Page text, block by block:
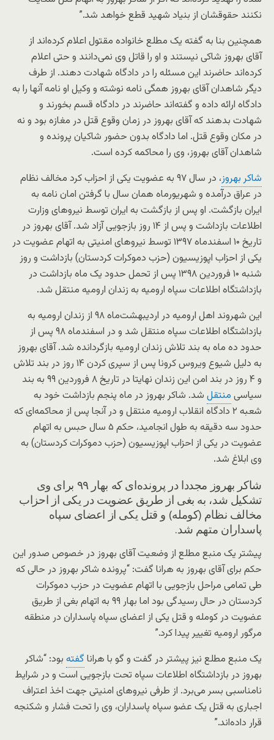
نکنند حقوقشان از بنیاد شهید قطع خواهد شد.”
همچنین بنا به گفته یک مطلع خانواده مقتول اعلام کرده‌اند از
آقای بهروز شاکی نیستند و او را قاتل وی نمی‌دانند و حتی اعلام
کرده‌اند حاضرند این مسئله را در دادگاه شهادت دهند. از طرف
دیگر شاهدان آقای بهروز همگی نامه نوشته و وکیل او نامه آنها را به
دادگاه ارائه داده و گفته‌اند حاضرند در دادگاه قسم بخورند و
شهادت بدهند که آقای بهروز در زمان وقوع قتل در مغازه بود و نه
در مکان وقوع قتل. اما دادگاه بدون حضور شاکیان پرونده و
شاهدان آقای بهروز، وی را محاکمه کرده است.
شاکر بهروز
، در سال ۹۷ به عضویت یکی از احزاب کرد مخالف نظام
در عراق درآمده و شهریورماه همان سال با گرفتن امان نامه به
ایران بازگشت. او پس از بازگشت به ایران توسط نیروهای وزارت
اطلاعات بازداشت و پس از ۱۴ روز بازجویی آزاد شد. آقای بهروز در
تاریخ ۱۰ اسفندماه ۱۳۹۷ توسط نیروهای امنیتی به اتهام عضویت در
یکی از احزاب اپوزیسیون (حزب دموکرات کردستان) بازداشت و روز
شنبه ۱۰ فروردین ۱۳۹۸ پس از تحمل حدود یک ماه بازداشت در
بازداشتگاه اطلاعات سپاه ارومیه به زندان ارومیه منتقل شد.
این شهروند اهل ارومیه در اردیبهشت‌ماه ۹۸ از زندان ارومیه به
بازداشتگاه اطلاعات سپاه منتقل شد و در اسفندماه ۹۸ پس از
حدود ده ماه به بند تلاش زندان ارومیه بازگردانده شد. آقای بهروز
به دلیل شیوع ویروس کرونا پس از سپری کردن ۱۴ روز در بند تلاش
و ۴ روز در بند امن این زندان نهایتا در تاریخ ۸ فروردین ۹۹ به بند
سیاسی منتقل شد. شاکر بهروز در ماه پنجم بازداشت خود به
شعبه ۲ دادگاه انقلاب ارومیه منتقل و در آنجا پس از محاکمه‌ای که
حدود سه دقیقه به طول انجامید، حکم ۵ سال حبس به اتهام
عضویت در یکی از احزاب اپوزیسیون (حزب دموکرات کردستان) به
وی ابلاغ شد.
شاکر بهروز مجددا در پرونده‌ای که بهار ۹۹ برای وی
تشکیل شد، به بغی از طریق عضویت در یکی از احزاب
مخالف نظام (کومله) و قتل یکی از اعضای سپاه
پاسداران متهم شد.
پیشتر یک منبع مطلع از وضعیت آقای بهروز در خصوص صدور این
حکم برای آقای بهروز به هرانا گفت: “پرونده شاکر بهروز در حالی که
طی تمامی مراحل بازجویی با اتهام عضویت در حزب دموکرات
کردستان در حال رسیدگی بود اما بهار ۹۹ به اتهام بغی از طریق
عضویت در کومله و قتل یکی از اعضای سپاه پاسداران در منطقه
مرگور ارومیه تغییر پیدا کرد.”
یک منبع مطلع نیز پیشتر در گفت و گو با هرانا گفته بود: “شاکر
بهروز در بازداشتگاه اطلاعات سپاه تحت بازجویی است و در شرایط
نامناسبی بسر می‌برد. از طرفی نیروهای امنیتی جهت اخذ اعتراف
اجباری به قتل یک عضو سپاه پاسداران، وی را تحت فشار و شکنجه
قرار داده‌اند.”